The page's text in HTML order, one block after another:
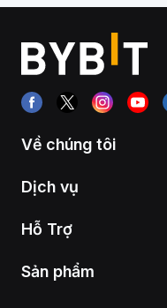
Về chúng tôi
Dịch vụ
Hỗ Trợ
Sản phẩm